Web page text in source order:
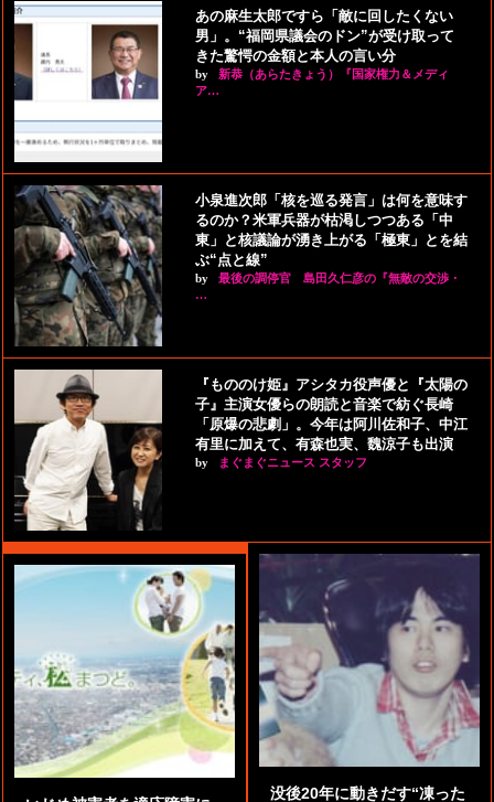
あの麻生太郎ですら「敵に回したくない
男」。“福岡県議会のドン”が受け取って
きた驚愕の金額と本人の言い分
by
新恭（あらたきょう）『国家権力＆メディ
ア…
小泉進次郎「核を巡る発言」は何を意味す
るのか？米軍兵器が枯渇しつつある「中
東」と核議論が湧き上がる「極東」とを結
ぶ“点と線”
by
最後の調停官 島田久仁彦の『無敵の交渉・
…
『もののけ姫』アシタカ役声優と『太陽の
子』主演女優らの朗読と音楽で紡ぐ長崎
「原爆の悲劇」。今年は阿川佐和子、中江
有里に加えて、有森也実、魏涼子も出演
by まぐまぐニュース スタッフ
没後20年に動きだす“凍った